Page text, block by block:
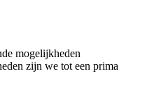
mogelijkheden
zijn we tot een prima